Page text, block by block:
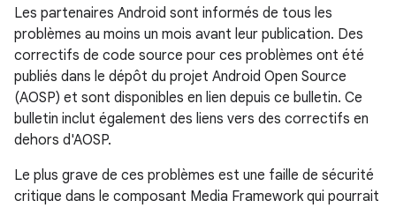
Les partenaires Android sont informés de tous les
problèmes au moins un mois avant leur publication. Des
correctifs de code source pour ces problèmes ont été
publiés dans le dépôt du projet Android Open Source
(AOSP) et sont disponibles en lien depuis ce bulletin. Ce
bulletin inclut également des liens vers des correctifs en
dehors d'AOSP.
Le plus grave de ces problèmes est une faille de sécurité
critique dans le composant Media Framework qui pourrait